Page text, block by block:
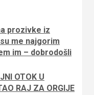
prozivke iz
me najgorim
im – dobrodošli
OTOK U
RAJ ZA ORGIJE